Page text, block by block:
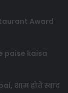
Award
paise kaisa
शाम होते स्वाद